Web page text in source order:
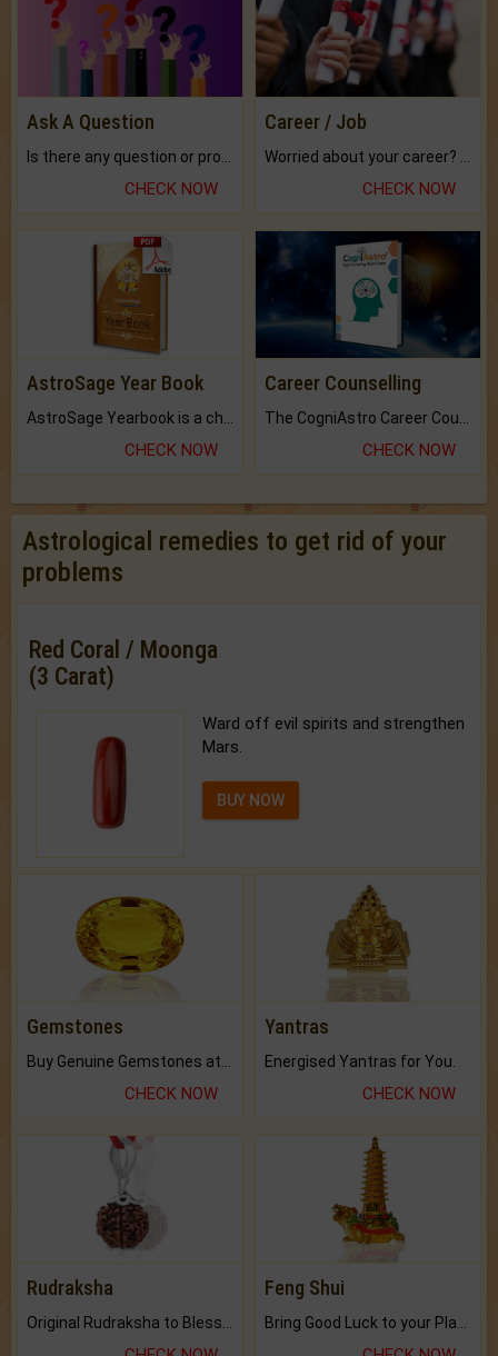
Ask A Question
CHECK NOW
Career / Job
CHECK NOW
AstroSage Year Book
CHECK NOW
Career Counselling
CHECK NOW
Astrological remedies to get rid of your
problems
Red Coral / Moonga
(3 Carat)
Ward off evil spirits and strengthen
Mars.
BUY NOW
Gemstones
CHECK NOW
Yantras
Energised Yantras for You.
CHECK NOW
Rudraksha Feng Shui